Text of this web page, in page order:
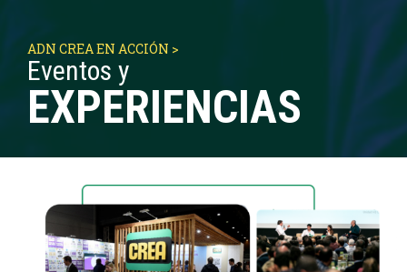
ADN CREA EN ACCIÓN >
Eventos y
EXPERIENCIAS